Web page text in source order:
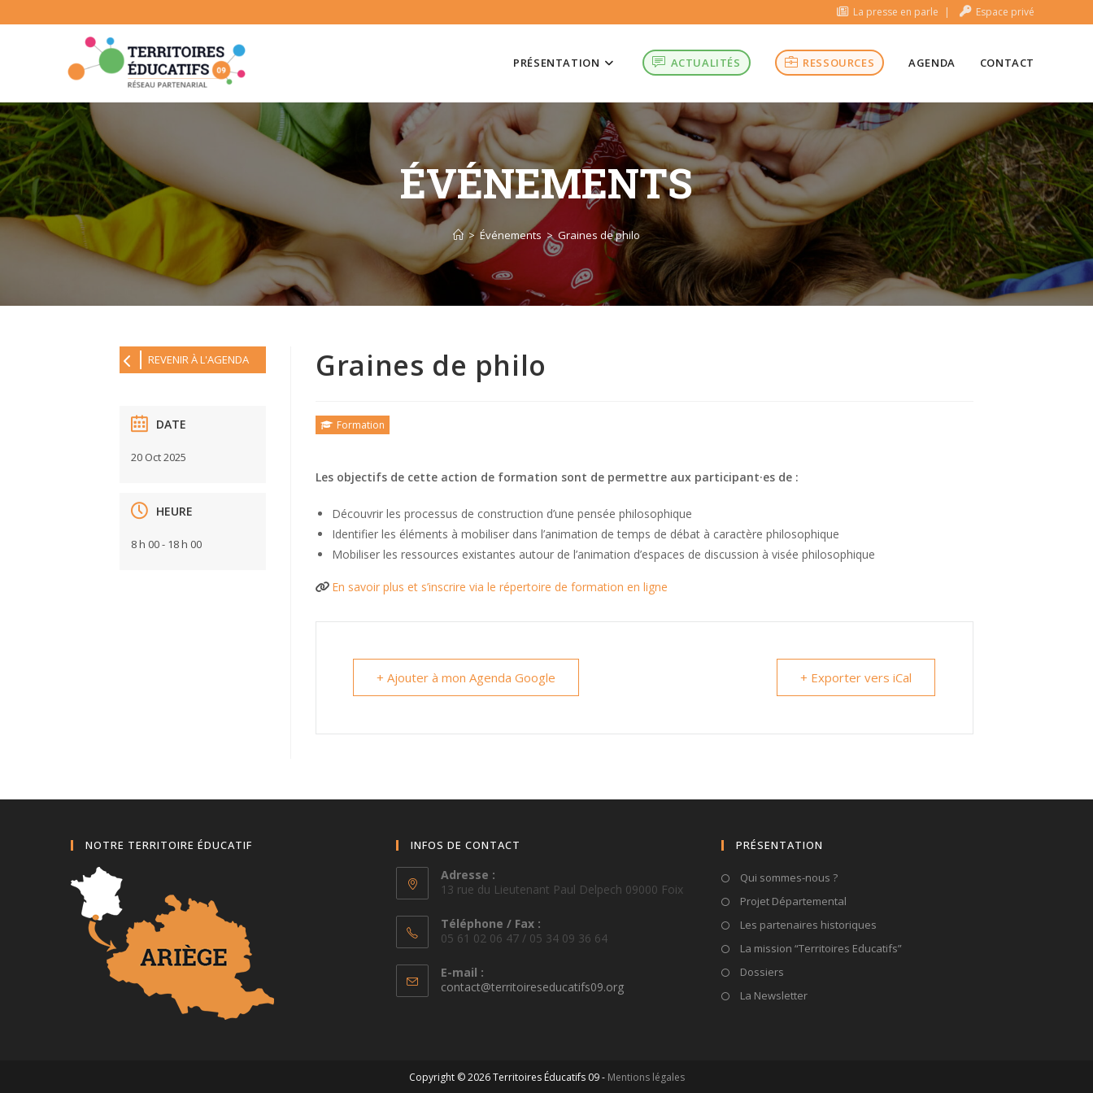
to
La presse en parle Espace privé
PRÉSENTATION ACTUALITÉS RESSOURCES AGENDA CONTACT
ÉVÉNEMENTS
> Événements > Graines de philo
Graines de philo
Formation
Les objectifs de cette action de formation sont de permettre aux participant·es de :
Découvrir les processus de construction d’une pensée philosophique
Identifier les éléments à mobiliser dans l’animation de temps de débat à caractère philosophique
Mobiliser les ressources existantes autour de l’animation d’espaces de discussion à visée philosophique
En savoir plus et s’inscrire via le répertoire de formation en ligne
+ Ajouter à mon Agenda Google + Exporter vers iCal
REVENIR À L'AGENDA
DATE
20 Oct 2025
HEURE
8 h 00 - 18 h 00
NOTRE TERRITOIRE ÉDUCATIF INFOS DE CONTACT
Adresse :
13 rue du Lieutenant Paul Delpech 09000 Foix
Téléphone / Fax :
05 61 02 06 47 / 05 34 09 36 64
E-mail :
contact@territoireseducatifs09.orgS’ouvre
PRÉSENTATION
Qui sommes-nous ?
Projet Départemental
Les partenaires historiques
La mission “Territoires Educatifs”
Dossiers
La Newsletter
Copyright © 2026 Territoires Éducatifs 09 - Mentions légales